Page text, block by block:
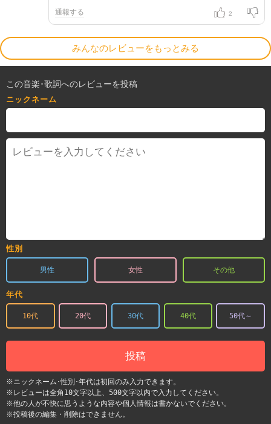
通報する 2
みんなのレビューをもっとみる
この音楽･歌詞へのレビューを投稿
ニックネーム
性別
男性 女性 その他
年代
10代 20代 30代 40代 50代～
投稿
※ニックネーム･性別･年代は初回のみ入力できます。
※レビューは全角10文字以上、500文字以内で入力してください。
※他の人が不快に思うような内容や個人情報は書かないでください。
※投稿後の編集・削除はできません。